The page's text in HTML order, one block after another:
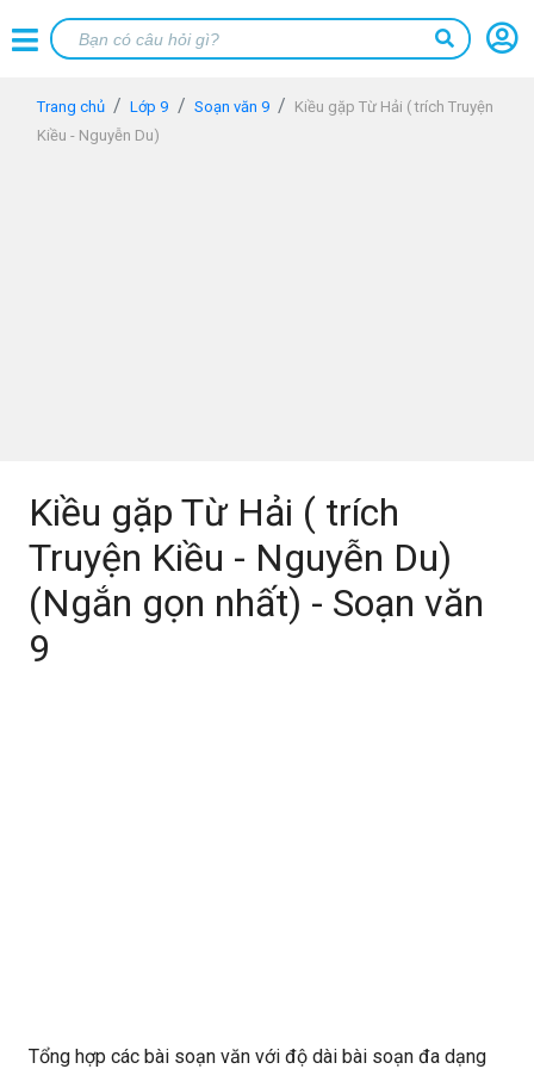
Trang chủ Lớp 9 Soạn văn 9
Kiều gặp Từ Hải ( trích Truyện
Kiều - Nguyễn Du)
Kiều gặp Từ Hải ( trích
Truyện Kiều - Nguyễn Du)
(Ngắn gọn nhất) - Soạn văn
9
Tổng hợp các bài soạn văn với độ dài bài soạn đa dạng